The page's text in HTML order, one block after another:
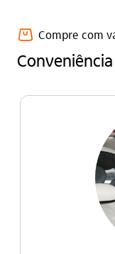
compras_outline Compre com